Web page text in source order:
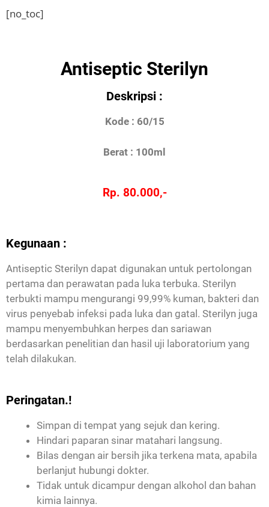
[no_toc]
Antiseptic Sterilyn
Deskripsi :
Kode : 60/15
Berat : 100ml
Rp. 80.000,-
Kegunaan :
Antiseptic Sterilyn dapat digunakan untuk pertolongan
pertama dan perawatan pada luka terbuka. Sterilyn
terbukti mampu mengurangi 99,99% kuman, bakteri dan
virus penyebab infeksi pada luka dan gatal. Sterilyn juga
mampu menyembuhkan herpes dan sariawan
berdasarkan penelitian dan hasil uji laboratorium yang
telah dilakukan.
Peringatan.!
Simpan di tempat yang sejuk dan kering.
Hindari paparan sinar matahari langsung.
Bilas dengan air bersih jika terkena mata, apabila
berlanjut hubungi dokter.
Tidak untuk dicampur dengan alkohol dan bahan
kimia lainnya.